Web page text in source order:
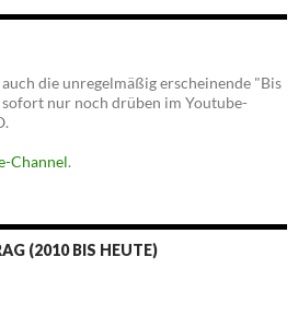
die unregelmäßig erscheinende "Bis
sofort nur noch drüben im Youtube-
Channel.
(2010 BIS HEUTE)